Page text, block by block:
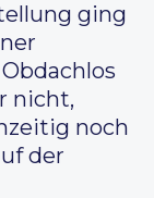
ging
Obdachlos
nicht,
noch
der